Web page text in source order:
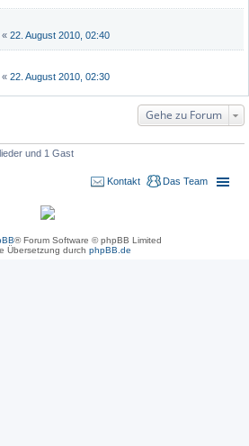
« 22. August 2010, 02:40
« 22. August 2010, 02:30
Gehe zu Forum
und 1 Gast
Das Team
Kontakt
® Forum Software © phpBB Limited
Übersetzung durch phpBB.de